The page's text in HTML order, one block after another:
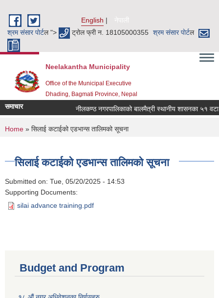
English
नेपाली
श्रम संसार पाेर्टल "> ट्रोल फ्री न. 18105000355 श्रम संसार पाेर्टल
Neelakantha Municipality
Office of the Municipal Executive
Dhading, Bagmati Province, Nepal
समाचार नीलकण्ठ नगरपालिकाको बालमैत्री स्थानीय शासनका ५१ वटा
You are here
Home » सिलाई कटाईको एडभान्स तालिमको सूचना
सिलाई कटाईको एडभान्स तालिमको सूचना
Submitted on: Tue, 05/20/2025 - 14:53
Supporting Documents:
silai advance training.pdf
Budget and Program